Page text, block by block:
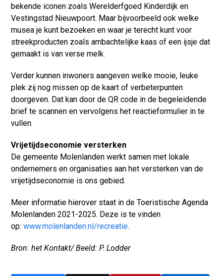
bekende iconen zoals Werelderfgoed Kinderdijk en
Vestingstad Nieuwpoort. Maar bijvoorbeeld ook welke
musea je kunt bezoeken en waar je terecht kunt voor
streekproducten zoals ambachtelijke kaas of een ijsje dat
gemaakt is van verse melk.
Verder kunnen inwoners aangeven welke mooie, leuke
plek zij nog missen op de kaart of verbeterpunten
doorgeven. Dat kan door de QR code in de begeleidende
brief te scannen en vervolgens het reactieformulier in te
vullen.
Vrijetijdseconomie versterken
De gemeente Molenlanden werkt samen met lokale
ondernemers en organisaties aan het versterken van de
vrijetijdseconomie is ons gebied.
Meer informatie hierover staat in de Toeristische Agenda
Molenlanden 2021-2025. Deze is te vinden
op:www.molenlanden.nl/recreatie.
Bron: het Kontakt/ Beeld: P. Lodder